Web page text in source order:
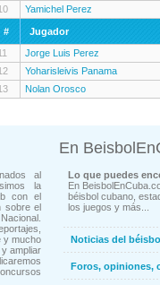
Yamichel Perez
#
Jugador
Jorge Luis Perez
Yoharisleivis Panama
Nolan Orosco
al
la
con el
sobre el
y mucho
ampliar
En
Lo que puedes
En
béisbol cubano,
los juegos y más...
Noticias del
Foros, opiniones,